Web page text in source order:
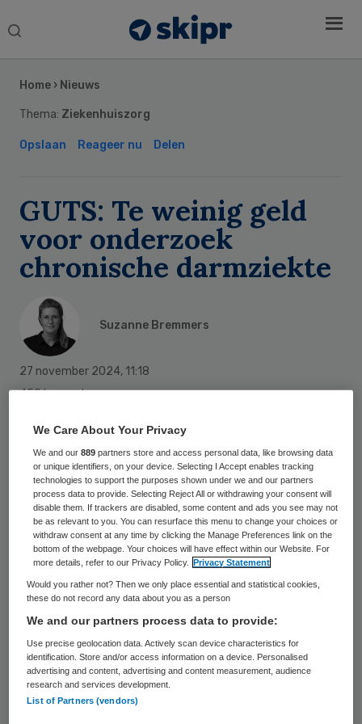
Search
Home › Nieuws
Thema: Ziekenhuiszorg
Opslaan Reageer nu Delen
GUTS: Te weinig geld
voor onderzoek
chronische darmziekte
Suzanne Bremmers
27 november 2024, 11:18
458 keer gelezen
Een groep jonge Inflammatory Bowel
Diseases (IBD)-artsen van de stichting
GUTS roept op tot meer financiering voor
wetenschappelijk onderzoek naar betere
behandelingen.
De financiering voor onderzoek naar
chronische darmziekten blijft, volgens de
artsen, ver achter bij die voor andere grote
gezondheidsproblemen, zoals kanker of
hart- en vaatziekten.
Sidebar
We Care About Your Privacy
We and our889 partners store and access personal data, like browsing data
or unique identifiers, on your device. Selecting I Accept enables tracking
technologies to support the purposes shown under we and our partners
process data to provide. Selecting Reject All or withdrawing your consent will
disable them. If trackers are disabled, some content and ads you see may not
be as relevant to you. You can resurface this menu to change your choices or
withdraw consent at any time by clicking the Manage Preferences link on the
bottom of the webpage. Your choices will have effect within our Website. For
more details, refer to our Privacy Policy.
Privacy Statement
Would you rather not? Then we only place essential and statistical cookies,
these do not record any data about you as a person
We and our partners process data to provide:
Use precise geolocation data. Actively scan device characteristics for
identification. Store and/or access information on a device. Personalised
advertising and content, advertising and content measurement, audience
research and services development.
List of Partners (vendors)